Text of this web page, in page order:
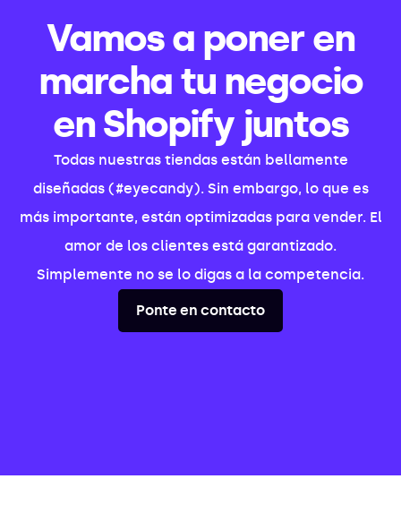
Vamos a poner en
marcha tu negocio
en Shopify juntos
Todas nuestras tiendas están bellamente
diseñadas (#eyecandy). Sin embargo, lo que es
más importante, están optimizadas para vender. El
amor de los clientes está garantizado.
Simplemente no se lo digas a la competencia.
Ponte en contacto